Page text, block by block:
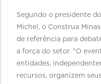
Segundo o presidente
Michel, o Construa
de referência para
a força do setor. "O
entidades,
recursos, organizem